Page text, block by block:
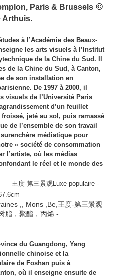
Paris & Brussels©
Arthuis.
à l’Académie des Beaux-
les arts visuels à l’Institut
de la Chine du Sud. Il
de la Chine du Sud, à Canton,
de son installation en
De 1997 à 2000, il
visuels de l’Université Paris
d’un feuillet
jeté au sol, puis ramassé
de l’ensemble de son travail
médiatique pour
« société de consommation
l’artiste, où les médias
le réel et le monde des
第三景观Luxe populaire -
du Guangdong, Yang
chinoise et la
de Foshan puis à
où il enseigne ensuite de